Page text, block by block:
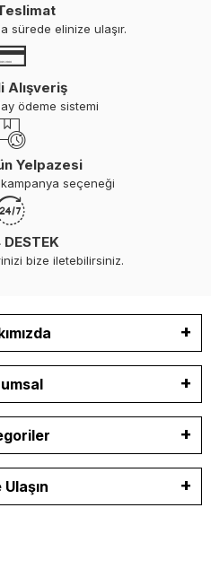
Teslimat
sürede elinize ulaşır.
Alışveriş
ödeme sistemi
Yelpazesi
seçeneği
bize iletebilirsiniz.
Ulaşın